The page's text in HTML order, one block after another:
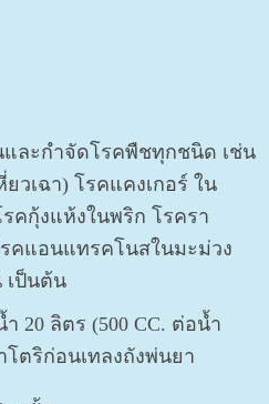
ละกำจัดโรคพืชทุกชนิด เช่น
วเฉา) โรคแคงเกอร์ ใน
คกุ้งแห้งในพริก โรครา
คแอนแทรคโนสในมะม่วง
เป็นต้น
ำ 20 ลิตร (500 CC. ต่อน้ำ
โตริก่อนเทลงถังพ่นยา